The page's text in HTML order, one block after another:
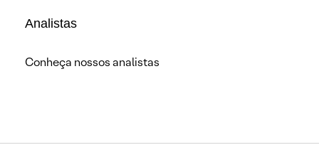
Analistas
Conheça nossos analistas